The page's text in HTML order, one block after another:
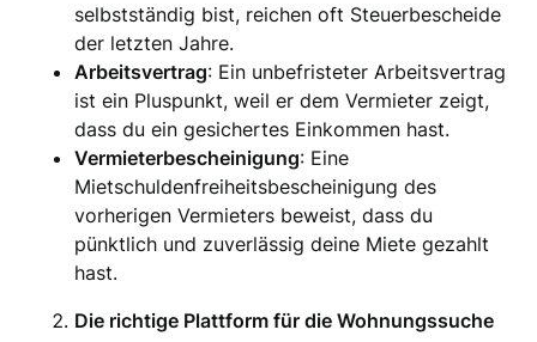
selbstständig bist, reichen oft Steuerbescheide
der letzten Jahre.
Arbeitsvertrag: Ein unbefristeter Arbeitsvertrag
ist ein Pluspunkt, weil er dem Vermieter zeigt,
dass du ein gesichertes Einkommen hast.
Vermieterbescheinigung: Eine
Mietschuldenfreiheitsbescheinigung des
vorherigen Vermieters beweist, dass du
pünktlich und zuverlässig deine Miete gezahlt
hast.
Die richtige Plattform für die Wohnungssuche